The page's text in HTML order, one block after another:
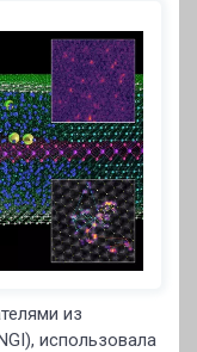
из
использовала